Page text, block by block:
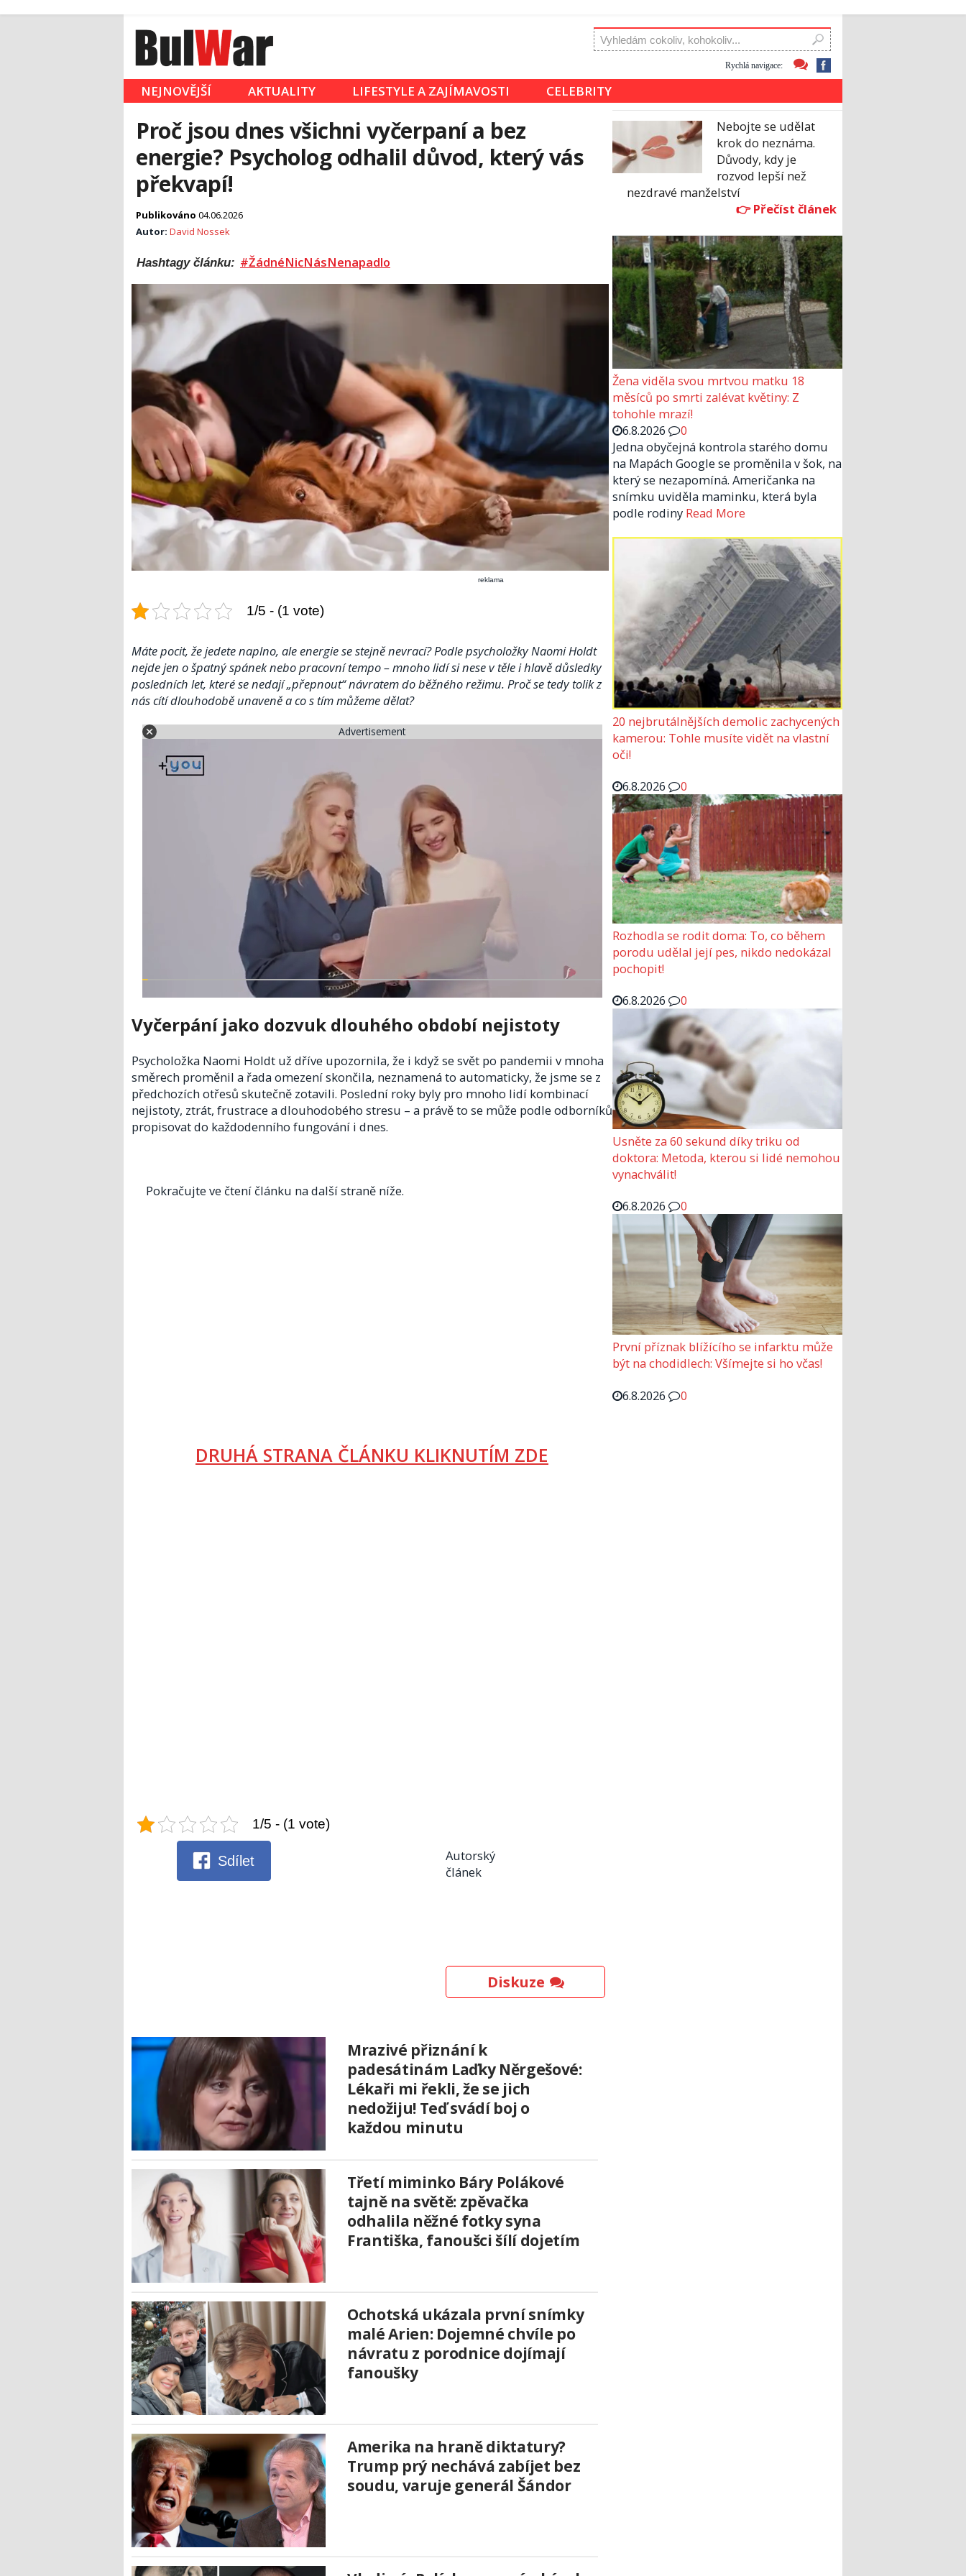
Rychlá navigace:
NEJNOVĚJŠÍ AKTUALITY LIFESTYLE A ZAJÍMAVOSTI CELEBRITY
Proč jsou dnes všichni vyčerpaní a bez
energie? Psycholog odhalil důvod, který vás
překvapí!
Publikováno 04.06.2026
Autor: David Nossek
Hashtagy článku: #ŽádnéNicNásNenapadlo
reklama
1/5 - (1 vote)
Máte pocit, že jedete naplno, ale energie se stejně nevrací? Podle psycholožky Naomi Holdt
nejde jen o špatný spánek nebo pracovní tempo – mnoho lidí si nese v těle i hlavě důsledky
posledních let, které se nedají „přepnout“ návratem do běžného režimu. Proč se tedy tolik z
nás cítí dlouhodobě unaveně a co s tím můžeme dělat?
Advertisement
Vyčerpání jako dozvuk dlouhého období nejistoty
Psycholožka Naomi Holdt už dříve upozornila, že i když se svět po pandemii v mnoha
směrech proměnil a řada omezení skončila, neznamená to automaticky, že jsme se z
předchozích otřesů skutečně zotavili. Poslední roky byly pro mnoho lidí kombinací
nejistoty, ztrát, frustrace a dlouhodobého stresu – a právě to se může podle odborníků
propisovat do každodenního fungování i dnes.
Pokračujte ve čtení článku na další straně níže.
DRUHÁ STRANA ČLÁNKU KLIKNUTÍM ZDE
1/5 - (1 vote)
Sdílet
Autorský
článek
Diskuze
Mrazivé přiznání k
padesátinám Laďky Něrgešové:
Lékaři mi řekli, že se jich
nedožiju! Teď svádí boj o
každou minutu
Třetí miminko Báry Polákové
tajně na světě: zpěvačka
odhalila něžné fotky syna
Františka, fanoušci šílí dojetím
Ochotská ukázala první snímky
malé Arien: Dojemné chvíle po
návratu z porodnice dojímají
fanoušky
Amerika na hraně diktatury?
Trump prý nechává zabíjet bez
soudu, varuje generál Šándor
Nebojte se udělat
krok do neznáma.
Důvody, kdy je
rozvod lepší než
nezdravé manželství
Žena viděla svou mrtvou matku 18
měsíců po smrti zalévat květiny: Z
tohohle mrazí!
6.8.2026
0
Jedna obyčejná kontrola starého domu
na Mapách Google se proměnila v šok, na
který se nezapomíná. Američanka na
snímku uviděla maminku, která byla
podle rodiny Read More
20 nejbrutálnějších demolic zachycených
kamerou: Tohle musíte vidět na vlastní
oči!
6.8.2026
0
Rozhodla se rodit doma: To, co během
porodu udělal její pes, nikdo nedokázal
pochopit!
6.8.2026
0
Usněte za 60 sekund díky triku od
doktora: Metoda, kterou si lidé nemohou
vynachválit!
6.8.2026
0
První příznak blížícího se infarktu může
být na chodidlech: Všímejte si ho včas!
6.8.2026
0